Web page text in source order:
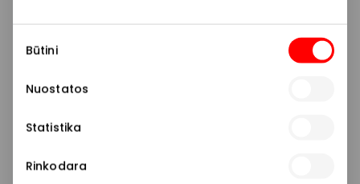
pasirinkimas
Būtini
Nuostatos
Statistika
Rinkodara
Prekybos ir pramogų centre „AKROPOLIS“
veikiančios parduotuvės ir paslaugų teikėjai
dydžius bei kitas aktualias sąlygas.
Stengiamės kuo tiksliau pateikti aktualią
informaciją, tačiau, jei kyla neatitikimų tarp mūsų
tinklalapyje pateiktos informacijos ir faktinės